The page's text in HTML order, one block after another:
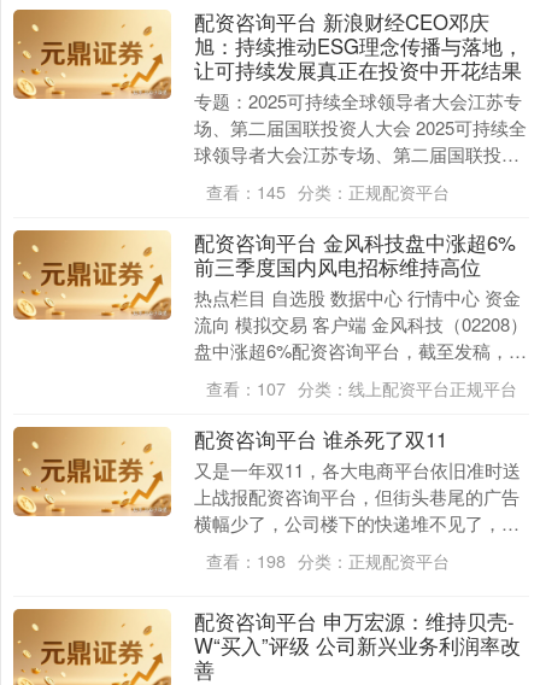
配资咨询平台 新浪财经CEO邓庆
旭：持续推动ESG理念传播与落地，
让可持续发展真正在投资中开花结果
专题：2025可持续全球领导者大会江苏专
场、第二届国联投资人大会 2025可持续全
球领导者大会江苏专场、第二届国联投资
人大会于2025年11月6日在无锡举行，
主....
查看： 145 分类： 正规配资平台
配资咨询平台 金风科技盘中涨超6%
前三季度国内风电招标维持高位
热点栏目 自选股 数据中心 行情中心 资金
流向 模拟交易 客户端 金风科技（02208）
盘中涨超6%配资咨询平台，截至发稿，股
价上涨4.99%，现报14.30港....
查看： 107 分类： 线上配资平台正规平台
配资咨询平台 谁杀死了双11
又是一年双11，各大电商平台依旧准时送
上战报配资咨询平台，但街头巷尾的广告
横幅少了，公司楼下的快递堆不见了，朋
友们热议剁手战果的喧嚣也淡去了。 第17
个双11，....
查看： 198 分类： 正规配资平台
配资咨询平台 申万宏源：维持贝壳-
W“买入”评级 公司新兴业务利润率改
善